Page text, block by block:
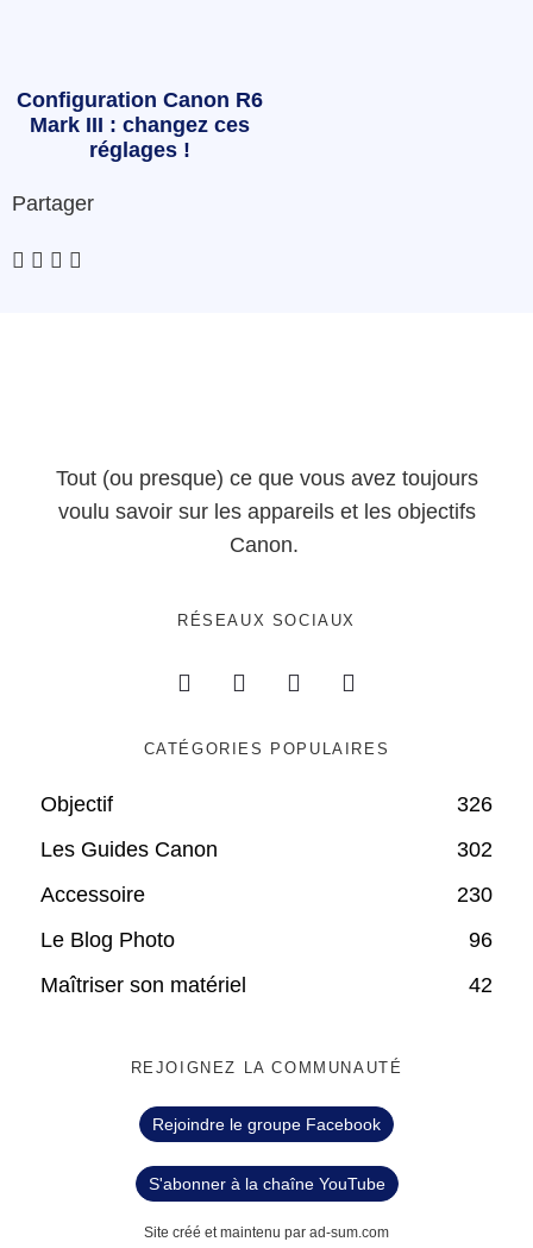
Configuration Canon R6
Mark III : changez ces
réglages !
Partager
Tout (ou presque) ce que vous avez toujours
voulu savoir sur les appareils et les objectifs
Canon.
RÉSEAUX SOCIAUX
CATÉGORIES POPULAIRES
Objectif
326
Les Guides Canon
302
Accessoire
230
Le Blog Photo
96
Maîtriser son matériel
42
REJOIGNEZ LA COMMUNAUTÉ
Rejoindre le groupe Facebook
S'abonner à la chaîne YouTube
Site créé et maintenu par ad-sum.com